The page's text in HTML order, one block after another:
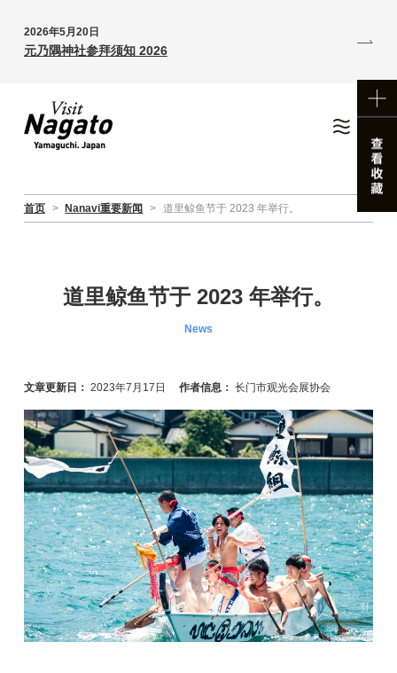
2026年5月20日
元乃隅神社参拜须知 2026
首页 > Nanavi重要新闻 > 道里鲸鱼节于 2023 年举行。
道里鲸鱼节于 2023 年举行。
News
文章更新日： 2023年7月17日 作者信息： 长门市观光会展协会